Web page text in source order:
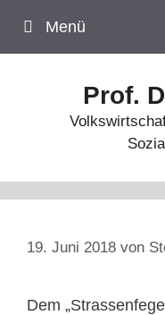
Inhalt
springen
Menü
Prof.
19. Juni 2018 von
Dem